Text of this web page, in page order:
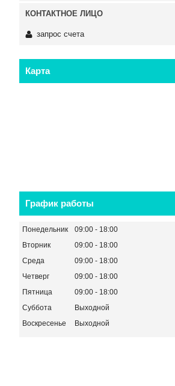
запрос счета
Карта
График работы
Понедельник 09:00
18:00
Вторник
09:00
18:00
Среда
09:00
18:00
Четверг
09:00
18:00
Пятница
09:00
18:00
Суббота
Выходной
Воскресенье
Выходной